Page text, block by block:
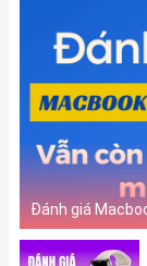
Đánh giá